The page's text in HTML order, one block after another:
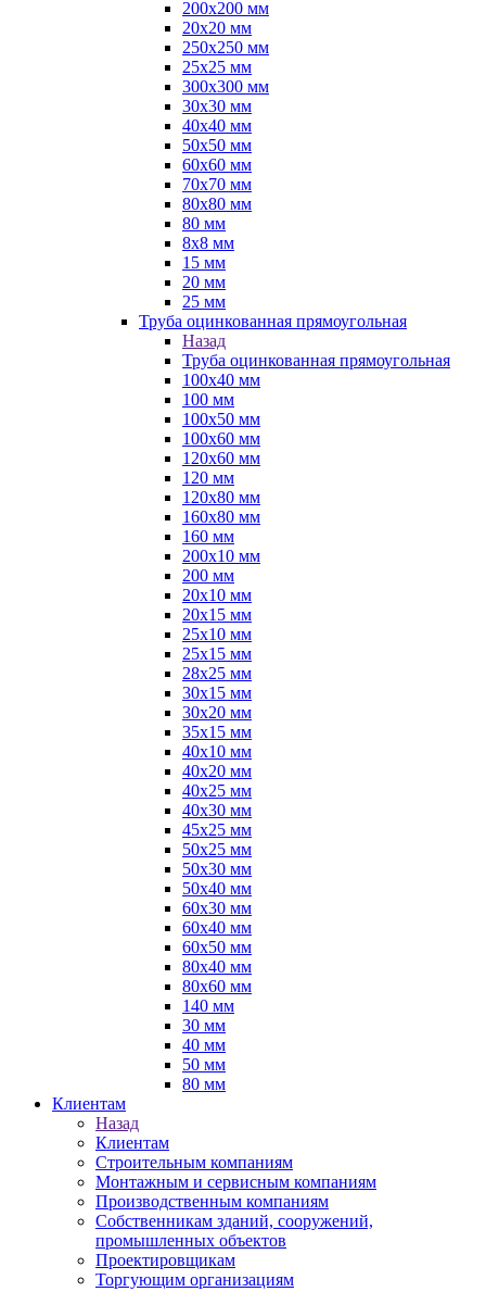
200х200 мм
20х20 мм
250х250 мм
25х25 мм
300х300 мм
30х30 мм
40х40 мм
50х50 мм
60х60 мм
70х70 мм
80х80 мм
80 мм
8х8 мм
15 мм
20 мм
25 мм
Труба оцинкованная прямоугольная
Назад
Труба оцинкованная прямоугольная
100х40 мм
100 мм
100х50 мм
100х60 мм
120х60 мм
120 мм
120х80 мм
160х80 мм
160 мм
200х10 мм
200 мм
20х10 мм
20х15 мм
25х10 мм
25х15 мм
28х25 мм
30х15 мм
30х20 мм
35х15 мм
40х10 мм
40х20 мм
40х25 мм
40х30 мм
45х25 мм
50х25 мм
50х30 мм
50х40 мм
60х30 мм
60х40 мм
60х50 мм
80х40 мм
80х60 мм
140 мм
30 мм
40 мм
50 мм
80 мм
Клиентам
Назад
Клиентам
Строительным компаниям
Монтажным и сервисным компаниям
Производственным компаниям
Собственникам зданий, сооружений,
промышленных объектов
Проектировщикам
Торгующим организациям